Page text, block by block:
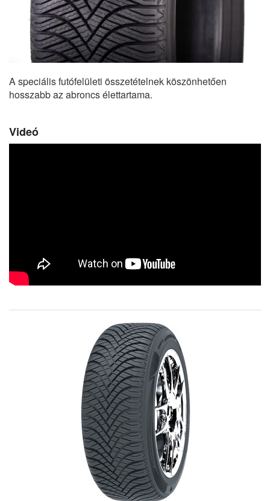
A speciális futófelületi összetételnek köszönhetően
hosszabb az abroncs élettartama.
Videó